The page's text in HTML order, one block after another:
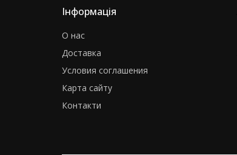
Інформація
О нас
Доставка
Условия соглашения
Карта сайту
Контакти